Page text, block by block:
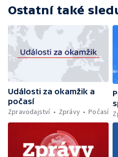
Ostatní také
Události za okamžik a
počasí
Zpravodajství
Zprávy Počasí